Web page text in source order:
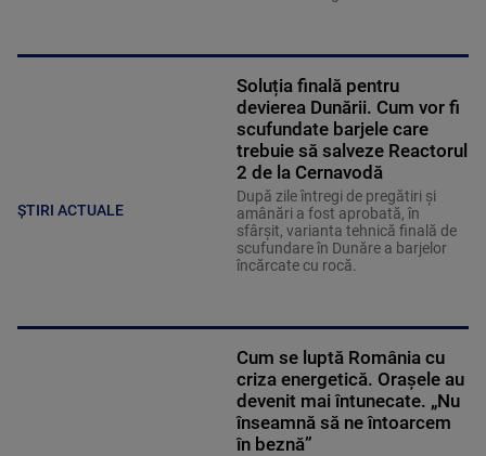
ȘTIRI ACTUALE
Soluția finală pentru
devierea Dunării. Cum vor fi
scufundate barjele care
trebuie să salveze Reactorul
2 de la Cernavodă
După zile întregi de pregătiri și
amânări a fost aprobată, în
sfârșit, varianta tehnică finală de
scufundare în Dunăre a barjelor
încărcate cu rocă.
Cum se luptă România cu
criza energetică. Orașele au
devenit mai întunecate. „Nu
înseamnă să ne întoarcem
în beznă”